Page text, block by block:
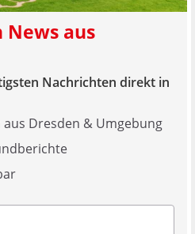
News aus
Nachrichten direkt in
Dresden & Umgebung